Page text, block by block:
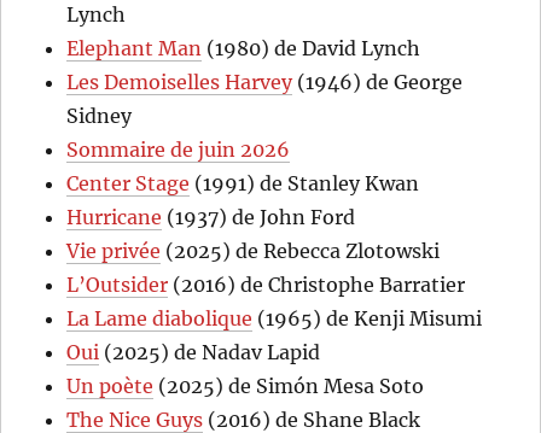
Lynch
Elephant Man (1980) de David Lynch
Les Demoiselles Harvey(1946) de George
Sidney
Sommaire de juin 2026
Center Stage (1991) de Stanley Kwan
Hurricane (1937) de John Ford
Vie privée (2025) de Rebecca Zlotowski
L’Outsider (2016) de Christophe Barratier
La Lame diabolique (1965) de Kenji Misumi
Oui (2025) de Nadav Lapid
Un poète (2025) de Simón Mesa Soto
The Nice Guys (2016) de Shane Black